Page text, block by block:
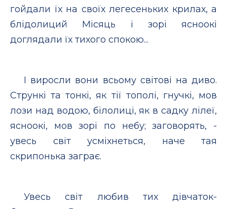
гойдали їх на своїх легесеньких крилах, а
блідолиций Місяць і зорі ясноокі
доглядали їх тихого спокою...
І виросли вони всьому світові на диво.
Стрункі та тонкі, як тії тополі, гнучкі, мов
лози над водою, білолиці, як в садку лілеї,
ясноокі, мов зорі по небу; заговорять, -
увесь світ усміхнеться, наче тая
скрипонька заграє.
Увесь світ любив тих дівчаток-